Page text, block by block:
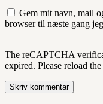
Gem mit navn, mail
browser til næste gang
The reCAPTCHA
expired. Please reload the